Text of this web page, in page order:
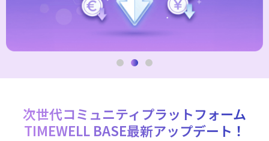
次世代コミュニティプラットフォーム
TIMEWELL BASE最新アップデート！